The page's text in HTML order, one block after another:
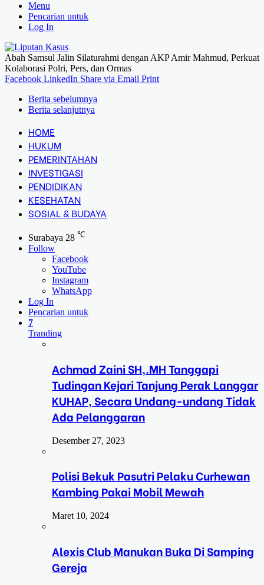
Menu
Pencarian untuk
Log In
Abah Samsul Jalin Silaturahmi dengan AKP Amir Mahmud, Perkuat
Kolaborasi Polri, Pers, dan Ormas
Facebook LinkedIn Share via Email Print
Berita sebelumnya
Berita selanjutnya
HOME
HUKUM
PEMERINTAHAN
INVESTIGASI
PENDIDIKAN
KESEHATAN
SOSIAL & BUDAYA
Surabaya 28 ℃
Follow
Facebook
YouTube
Instagram
WhatsApp
Log In
Pencarian untuk
7
Tranding
Achmad Zaini SH,.MH Tanggapi
Tudingan Kejari Tanjung Perak Langgar
KUHAP, Secara Undang-undang Tidak
Ada Pelanggaran
Desember 27, 2023
Polisi Bekuk Pasutri Pelaku Curhewan
Kambing Pakai Mobil Mewah
Maret 10, 2024
Alexis Club Manukan Buka Di Samping
Gereja